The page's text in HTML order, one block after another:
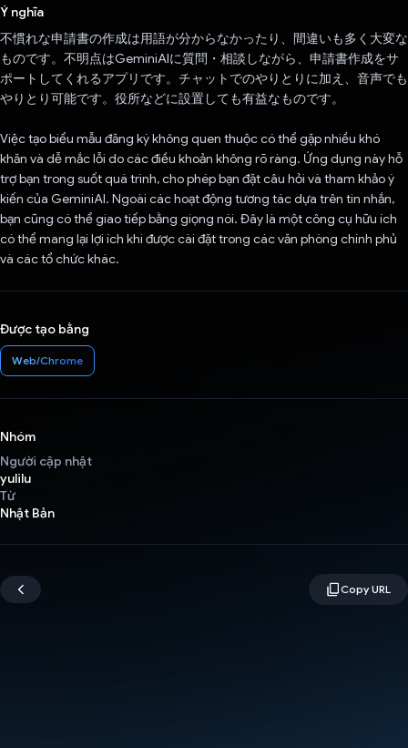
Ý nghĩa
不慣れな申請書の作成は用語が分からなかったり、間違いも多く大変な
ものです。不明点はGeminiAIに質問・相談しながら、申請書作成をサ
ポートしてくれるアプリです。チャットでのやりとりに加え、音声でも
やりとり可能です。役所などに設置しても有益なものです。
Việc tạo biểu mẫu đăng ký không quen thuộc có thể gặp nhiều khó
khăn và dễ mắc lỗi do các điều khoản không rõ ràng. Ứng dụng này hỗ
trợ bạn trong suốt quá trình, cho phép bạn đặt câu hỏi và tham khảo ý
kiến của GeminiAI. Ngoài các hoạt động tương tác dựa trên tin nhắn,
bạn cũng có thể giao tiếp bằng giọng nói. Đây là một công cụ hữu ích
có thể mang lại lợi ích khi được cài đặt trong các văn phòng chính phủ
và các tổ chức khác.
Được tạo bằng
Web/Chrome
Nhóm
Người cập nhật
yulilu
Từ
Nhật Bản